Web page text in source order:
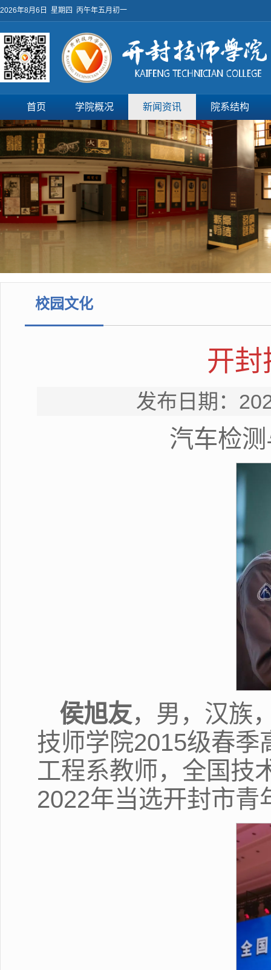
2026年8月6日 星期四 丙午年五月初一
首页 学院概况 新闻资讯 院系结构
校园文化
开封
发布日期：
汽车检
侯旭友，男，汉族
技师学院2015级春季
工程系教师，全国技
2022年当选开封市